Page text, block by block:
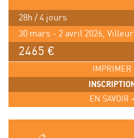
28h / 4 jours
30 mars - 2 avril 2026,
2465 €
IMPRIMER
INSCRIPTION
EN SAVOIR